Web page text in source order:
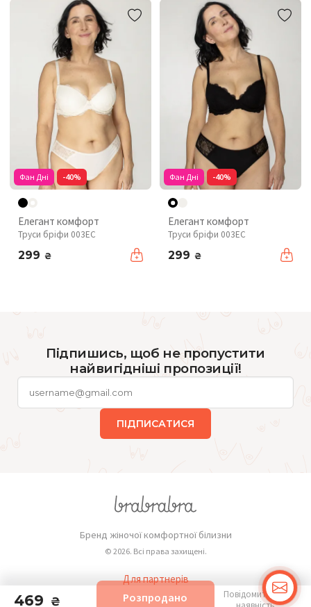
469 ₴ Розпродано
Повідомити про
Фан Дні -40%
Елегант комфорт
Труси бріфи 003EC
299 ₴
Фан Дні -40%
Елегант комфорт
Труси бріфи 003EC
299 ₴
Підпишись, щоб не пропустити
найвигідніші пропозиції!
ПІДПИСАТИСЯ
Бренд жіночої комфортної білизни
© 2026. Всі права захищені.
Для партнерів
Публічна оферта